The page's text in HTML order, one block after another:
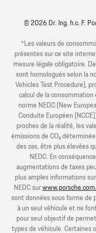
© 2026 Dr. Ing. h.c. F.
*Les valeurs de
présentes sur ce site
mesure légale obligatoire.
sont homologués selon la
Vehicles Test Procedure),
calcul de la consommation
norme NEDC (New
Conduite Européen
proches de la réalité, les
émissions de CO₂
des cas, être plus élevées
NEDC. En
augmentations de taxes
plus amples informations
NEDC sur
sont données sous forme de
à un seul véhicule et ne
pour seul objectif de
types de véhicule. Certaines